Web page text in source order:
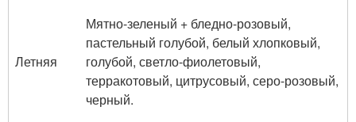
Летняя
Мятно-зеленый + бледно-розовый,
пастельный голубой, белый хлопковый,
голубой, светло-фиолетовый,
терракотовый, цитрусовый, серо-розовый,
черный.